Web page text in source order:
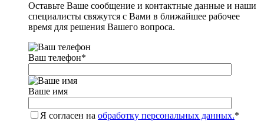
Оставьте Ваше сообщение и контактные данные и наши
специалисты свяжутся с Вами в ближайшее рабочее
время для решения Вашего вопроса.
Ваш телефон*
Ваше имя
Я согласен на обработку персональных данных.*